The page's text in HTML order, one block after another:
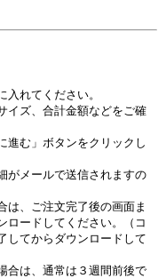
入れてください。
イズ、合計金額などをご確
進む」ボタンをクリックし
がメールで送信されますの
は、ご注文完了後の画面ま
ロードしてください。（コ
してからダウンロードして
合は、通常は３週間前後で